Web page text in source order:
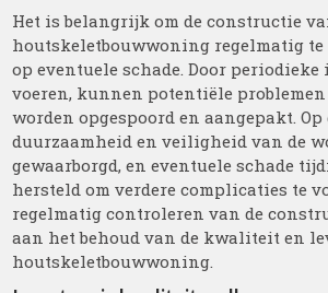
Het is belangrijk om de constructie
houtskeletbouwwoning regelmatig
op eventuele schade. Door
voeren, kunnen potentiële
worden opgespoord en aangepakt.
duurzaamheid en veiligheid van de
gewaarborgd, en eventuele schade
hersteld om verdere complicaties te
regelmatig controleren van de
aan het behoud van de kwaliteit en
houtskeletbouwwoning.